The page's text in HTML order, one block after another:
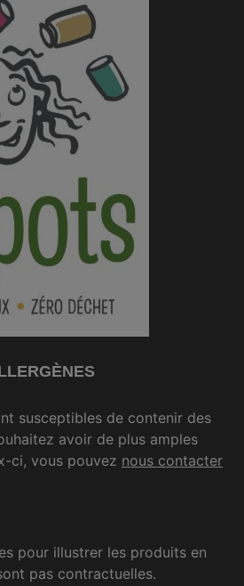
susceptibles de contenir des
avoir de plus amples
ci, vous pouvez nous contacter
pour illustrer les produits en
pas contractuelles.